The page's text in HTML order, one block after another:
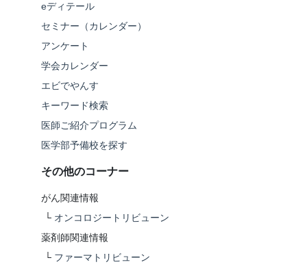
eディテール
セミナー（カレンダー）
アンケート
学会カレンダー
エビでやんす
キーワード検索
医師ご紹介プログラム
医学部予備校を探す
その他のコーナー
がん関連情報
└ オンコロジートリビューン
薬剤師関連情報
└ ファーマトリビューン